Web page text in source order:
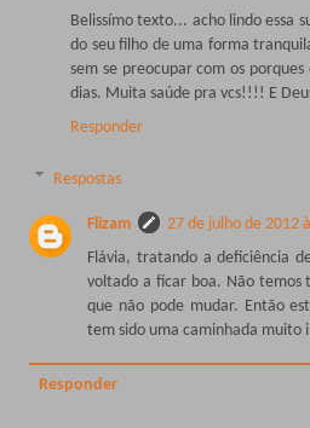
Belissímo texto... acho lindo essa
do seu filho de uma forma
sem se preocupar com os
dias. Muita saúde pra vcs!!!! E
Responder
Respostas
Flizam
27 de julho de 2012
Flávia, tratando a deficiência
voltado a ficar boa. Não
que não pode mudar. Então
tem sido uma caminhada muito
Responder